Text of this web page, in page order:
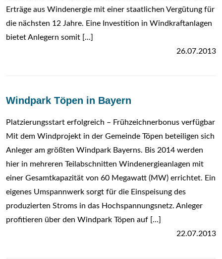
Erträge aus Windenergie mit einer staatlichen Vergütung für
die nächsten 12 Jahre. Eine Investition in Windkraftanlagen
bietet Anlegern somit [...]
26.07.2013
Windpark Töpen in Bayern
Platzierungsstart erfolgreich – Frühzeichnerbonus verfügbar
Mit dem Windprojekt in der Gemeinde Töpen beteiligen sich
Anleger am größten Windpark Bayerns. Bis 2014 werden
hier in mehreren Teilabschnitten Windenergieanlagen mit
einer Gesamtkapazität von 60 Megawatt (MW) errichtet. Ein
eigenes Umspannwerk sorgt für die Einspeisung des
produzierten Stroms in das Hochspannungsnetz. Anleger
profitieren über den Windpark Töpen auf [...]
22.07.2013